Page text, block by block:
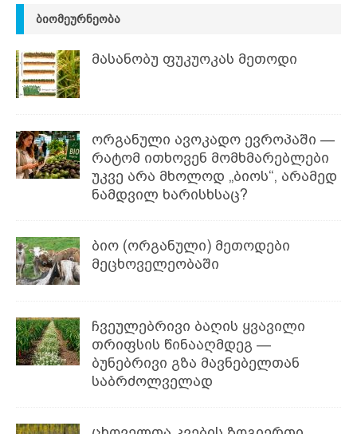
ᲑᲘᲝᲛᲔᲣᲠᲜᲔᲝᲑᲐ
მასანობუ ფუკუოკას მეთოდი
ორგანული ავოკადო ევროპაში —
რატომ ითხოვენ მომხმარებლები
უკვე არა მხოლოდ „ბიოს“, არამედ
ნამდვილ ხარისხსაც?
ბიო (ორგანული) მეთოდები
მეცხოველეობაში
ჩვეულებრივი ბაღის ყვავილი
თრიფსის წინააღმდეგ —
ბუნებრივი გზა მავნებელთან
საბრძოლველად